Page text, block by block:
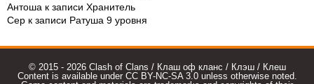
Антоша к записи Хранитель
Сер к записи Ратуша 9 уровня
© 2015 - 2026 Clash of Clans / Клаш оф кланс / Клэш / Клеш
Content is available under CC BY-NC-SA 3.0 unless otherwise noted.